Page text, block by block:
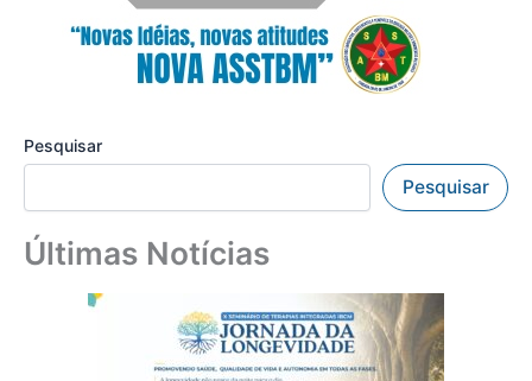
Pesquisar
Pesquisar
Últimas Notícias